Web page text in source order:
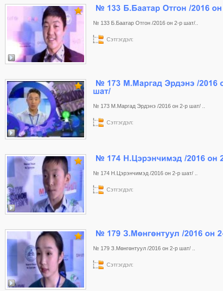
№ 133 Б.Баатар Отгон /2016 он 2-р шат/..
Сэтгэгдэл:
№ 173 М.Маргад Эрдэнэ /2016 он 2-р шат/ ..
Сэтгэгдэл:
№ 174 Н.Цэрэнчимэд /2016 он 2-р шат/ ..
Сэтгэгдэл:
№ 179 З.Мөнгөнтуул /2016 он 2-р шат/ ..
Сэтгэгдэл: